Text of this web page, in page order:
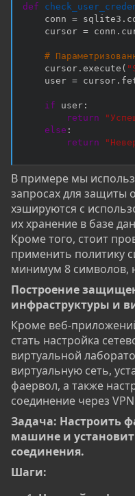
def
    conn
= sqlite3 .
    cursor
= conn .
#
    cursor
. execute (
    user
= cursor .
if user :
return
else :
return
В примере мы
запросах для защиты
хэшируются с
их хранение в базе
Кроме того, стоит
применить политику
минимум 8 символов,
Построение
инфраструктуры и
Кроме веб-
стать настройка
виртуальной
виртуальную сеть,
фаервол, а также
соединение через
Задача: Настроить
машине и
соединения.​
Шаги: